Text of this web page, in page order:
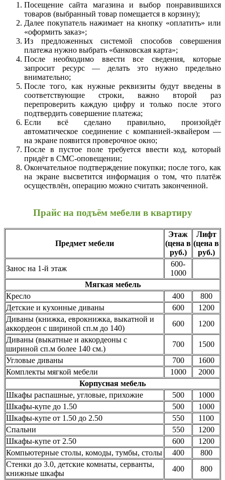
Посещение сайта магазина и выбор понравившихся
товаров (выбранный товар помещается в корзину);
Далее покупатель нажимает на кнопку «оплатить» или
«оформить заказ»;
Из предложенных системой способов совершения
платежа нужно выбрать «банковская карта»;
После необходимо ввести все сведения, которые
запросит ресурс — делать это нужно предельно
внимательно;
После того, как нужные реквизиты будут введены в
соответствующие строки, важно второй раз
перепроверить каждую цифру и только после этого
подтвердить совершение платежа;
Если всё сделано правильно, произойдёт
автоматическое соединение с компанией-эквайером —
на экране появится проверочное окно;
После в пустое поле требуется ввести код, который
придёт в СМС-оповещении;
Окончательное подтверждение покупки; после того, как
на экране высветится информация о том, что платёж
осуществлён, операцию можно считать законченной.
Прайс на подъём мебели в квартиру
Предмет мебели
Этаж
(цена в
руб.)
Лифт
(цена в
руб.)
Занос на 1-й этаж
600-
1000
Мягкая мебель
Кресло
400
800
Детские и кухонные диваны
600
1200
Диваны (книжка, еврокнижка, выкатной и
аккордеон с шириной сп.м до 140)
600
1200
Диваны (выкатные и аккордеоны с
шириной сп.м более 140 см.)
700
1500
Угловые диваны
700
1600
Комплекты мягкой мебели
1000
2000
Корпусная мебель
Шкафы распашные, угловые, прихожие
500
1000
Шкафы-купе до 1.50
500
1000
Шкафы-купе от 1.50 до 2.50
550
1100
Спальни
550
1200
Шкафы-купе от 2.50
600
1200
Компьютерные столы, комоды, тумбы, столы
400
800
Стенки до 3.0, детские комнаты, серванты,
книжные шкафы
400
800